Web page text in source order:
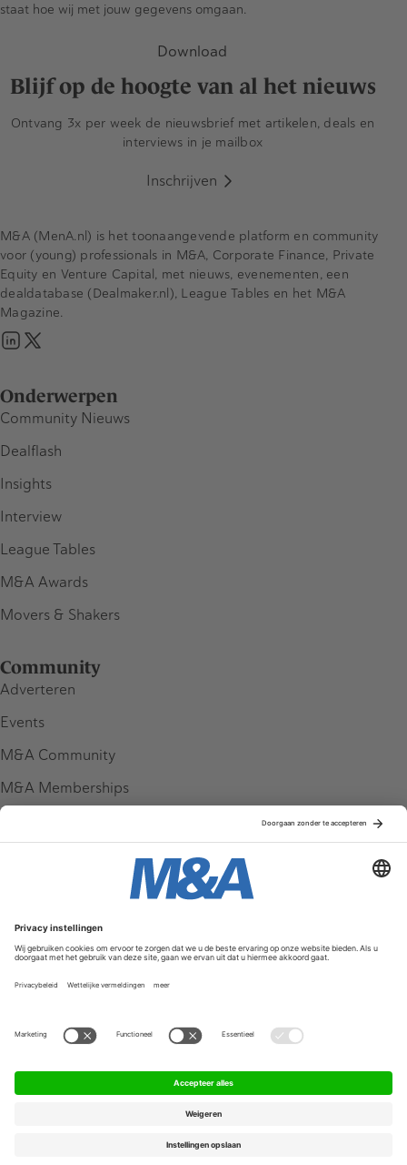
staat hoe wij met jouw gegevens omgaan.
Download
Blijf op de hoogte van al het nieuws
Ontvang 3x per week de nieuwsbrief met artikelen, deals en
interviews in je mailbox
Inschrijven
Onderwerpen
Community Nieuws
Dealflash
Insights
Interview
League Tables
M&A Awards
Movers & Shakers
Community
Adverteren
Events
M&A Community
M&A Memberships
Service & Contact
Contact
FAQ
Werken bij ons
Algemene Voorwaarden
M&A (MenA.nl) is het toonaangevende platform en community
voor (young) professionals in M&A, Corporate Finance, Private
Equity en Venture Capital, met nieuws, evenementen, een
dealdatabase (Dealmaker.nl), League Tables en het M&A
Magazine.